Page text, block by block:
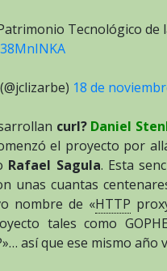
Tecnológico de
18 de
curl? Daniel
el proyecto por
Rafael Sagula. Esta
unas cuantas
nombre de «HTTP
tales como
así que ese mismo año